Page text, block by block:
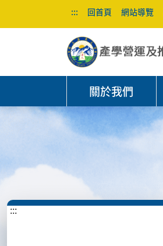
::: 回首頁 網站導覽
關於我們
:::